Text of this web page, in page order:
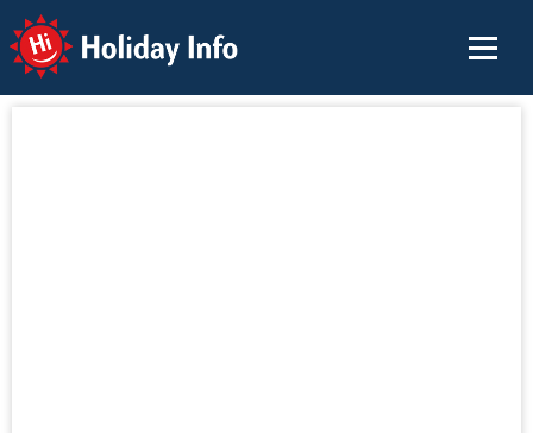
Holiday Info